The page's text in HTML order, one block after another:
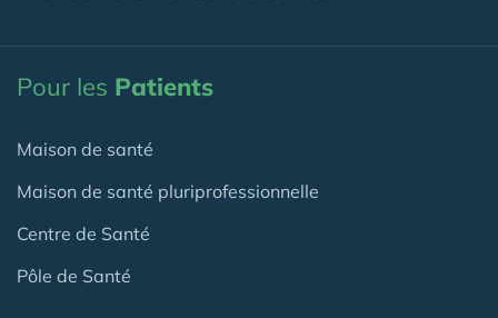
Pour les Patients
Maison de santé
Maison de santé pluriprofessionnelle
Centre de Santé
Pôle de Santé